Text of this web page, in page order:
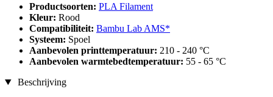
Productsoorten: PLA Filament
Kleur: Rood
Compatibiliteit: Bambu Lab AMS*
Systeem: Spoel
Aanbevolen printtemperatuur: 210 - 240 °C
Aanbevolen warmtebedtemperatuur: 55 - 65 °C
Beschrijving